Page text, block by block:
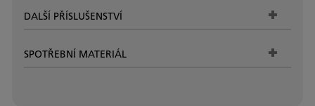
DALŠÍ PŘÍSLUŠENSTVÍ
SPOTŘEBNÍ MATERIÁL